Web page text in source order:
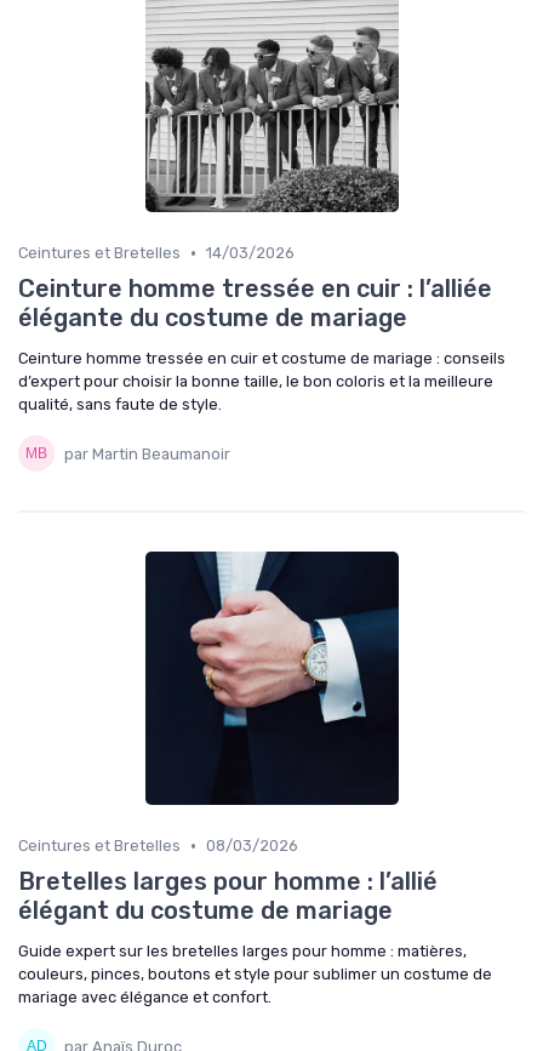
Ceintures et Bretelles • 14/03/2026
Ceinture homme tressée en cuir : l’alliée
élégante du costume de mariage
Ceinture homme tressée en cuir et costume de mariage : conseils
d’expert pour choisir la bonne taille, le bon coloris et la meilleure
qualité, sans faute de style.
par Martin Beaumanoir
Ceintures et Bretelles • 08/03/2026
Bretelles larges pour homme : l’allié
élégant du costume de mariage
Guide expert sur les bretelles larges pour homme : matières,
couleurs, pinces, boutons et style pour sublimer un costume de
mariage avec élégance et confort.
par Anaïs Duroc